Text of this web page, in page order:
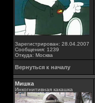
Зарегистрирован: 28.04.2007
Сообщения: 1239
Откуда: Москва
Вернуться к началу
Мишка
Инкогнитивная какашка